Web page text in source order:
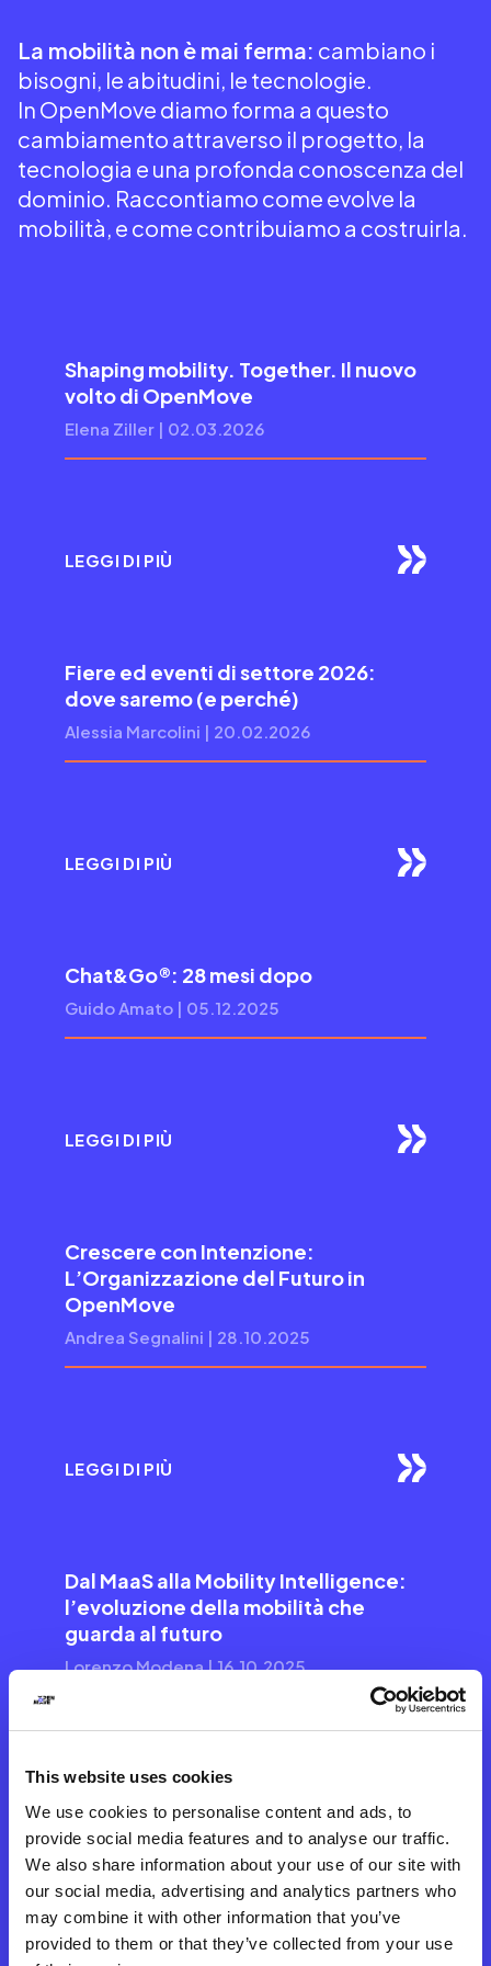
This website uses cookies
We use cookies to personalise content and ads, to
provide social media features and to analyse our traffic.
We also share information about your use of our site with
our social media, advertising and analytics partners who
may combine it with other information that you’ve
provided to them or that they’ve collected from your use
La mobilità non è mai ferma: cambiano i
bisogni, le abitudini, le tecnologie.
In OpenMove diamo forma a questo
cambiamento attraverso il progetto, la
tecnologia e una profonda conoscenza del
dominio. Raccontiamo come evolve la
mobilità, e come contribuiamo a costruirla.
Shaping mobility. Together. Il nuovo
volto di OpenMove
Elena Ziller | 02.03.2026
LEGGI DI PIÙ
Fiere ed eventi di settore 2026:
dove saremo (e perché)
Alessia Marcolini | 20.02.2026
LEGGI DI PIÙ
Chat&Go®: 28 mesi dopo
Guido Amato | 05.12.2025
LEGGI DI PIÙ
Crescere con Intenzione:
L’Organizzazione del Futuro in
OpenMove
Andrea Segnalini | 28.10.2025
LEGGI DI PIÙ
Dal MaaS alla Mobility Intelligence:
l’evoluzione della mobilità che
guarda al futuro
Lorenzo Modena | 16.10.2025
Dalle chip on paper alla
bigliettazione digitale: come